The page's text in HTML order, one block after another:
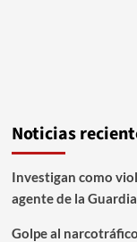
Noticias
Investigan como
agente de la
Golpe al